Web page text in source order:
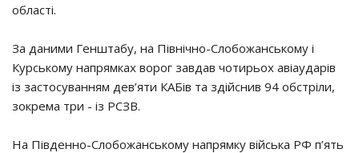
області.
За даними Генштабу, на Північно-Слобожанському і
Курському напрямках ворог завдав чотирьох авіаударів
із застосуванням дев’яти КАБів та здійснив 94 обстріли,
зокрема три - із РСЗВ.
На Південно-Слобожанському напрямку війська РФ п’ять